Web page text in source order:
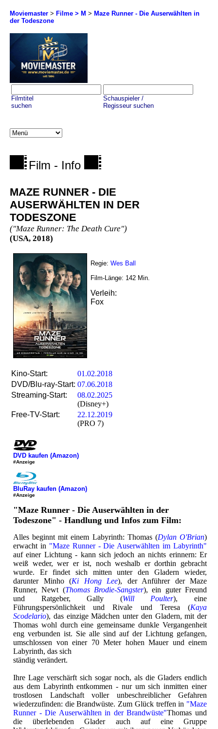
Moviemaster > Filme > M > Maze Runner - Die Auserwählten in
der Todeszone
Filmtitel
suchen
Schauspieler /
Regisseur suchen
Film - Info
MAZE RUNNER - DIE
AUSERWÄHLTEN IN DER
TODESZONE
("Maze Runner: The Death Cure")
(USA, 2018)
Regie: Wes Ball
Film-Länge: 142 Min.
Verleih:
Fox
Kino-Start:
01.02.2018
DVD/Blu-ray-Start: 07.06.2018
Streaming-Start:
08.02.2025
(Disney+)
Free-TV-Start:
22.12.2019
(PRO 7)
DVD kaufen (Amazon)
#Anzeige
BluRay kaufen (Amazon)
#Anzeige
"Maze Runner - Die Auserwählten in der
Todeszone" - Handlung und Infos zum Film:
Alles beginnt mit einem Labyrinth: Thomas (Dylan O'Brian)
erwacht in "Maze Runner - Die Auserwählten im Labyrinth"
auf einer Lichtung - kann sich jedoch an nichts erinnern: Er
weiß weder, wer er ist, noch weshalb er dorthin gebracht
wurde. Er findet sich mitten unter den Gladern wieder,
darunter Minho (Ki Hong Lee), der Anführer der Maze
Runner, Newt (Thomas Brodie-Sangster), ein guter Freund
und Ratgeber, Gally (Will Poulter), eine
Führungspersönlichkeit und Rivale und Teresa (Kaya
Scodelario), das einzige Mädchen unter den Gladern, mit der
Thomas wohl durch eine gemeinsame dunkle Vergangenheit
eng verbunden ist. Sie alle sind auf der Lichtung gefangen,
umschlossen von einer 70 Meter hohen Mauer und einem
Labyrinth, das sich
ständig verändert.
Ihre Lage verschärft sich sogar noch, als die Gladers endlich
aus dem Labyrinth entkommen - nur um sich inmitten einer
trostlosen Landschaft voller unbeschreiblicher Gefahren
wiederzufinden: die Brandwüste. Zum Glück treffen in "Maze
Runner - Die Auserwählten in der Brandwüste"Thomas und
die überlebenden Glader auch auf eine Gruppe